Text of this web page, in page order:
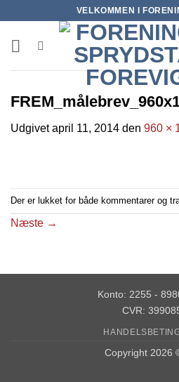
indhold
VELKOMMEN I
Udgivetapril 11, 2014 den 960 ×
Der er lukket for både kommentarer og
Næste →
Konto: 2255 -
CVR:
Copyright 2026